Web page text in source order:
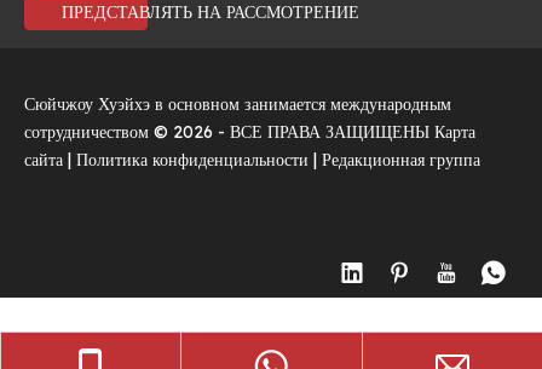
ПРЕДСТАВЛЯТЬ НА РАССМОТРЕНИЕ
Сюйчжоу Хуэйхэ в основном занимается международным
сотрудничеством © 2026 - ВСЕ ПРАВА ЗАЩИЩЕНЫ Карта
сайта | Политика конфиденциальности | Редакционная группа